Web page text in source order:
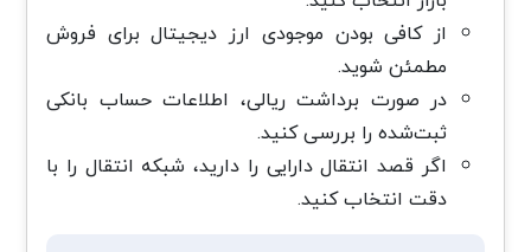
از کافی بودن موجودی ارز دیجیتال برای فروش
مطمئن شوید.
در صورت برداشت ریالی، اطلاعات حساب بانکی
ثبت‌شده را بررسی کنید.
اگر قصد انتقال دارایی را دارید، شبکه انتقال را با
دقت انتخاب کنید.